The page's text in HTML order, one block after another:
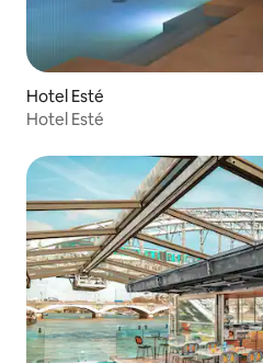
Hotel Esté
Hotel Esté